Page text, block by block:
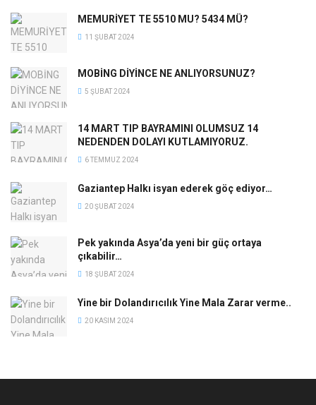
MEMURİYET TE 5510 MU? 5434 MÜ?
11 ŞUBAT 2024
MOBİNG DİYİNCE NE ANLIYORSUNUZ?
5 ŞUBAT 2024
14 MART TIP BAYRAMINI OLUMSUZ 14
NEDENDEN DOLAYI KUTLAMIYORUZ.
6 TEMMUZ 2024
Gaziantep Halkı isyan ederek göç ediyor…
20 ŞUBAT 2024
Pek yakında Asya’da yeni bir güç ortaya
çıkabilir…
18 ŞUBAT 2024
Yine bir Dolandırıcılık Yine Mala Zarar verme..
20 KASIM 2024